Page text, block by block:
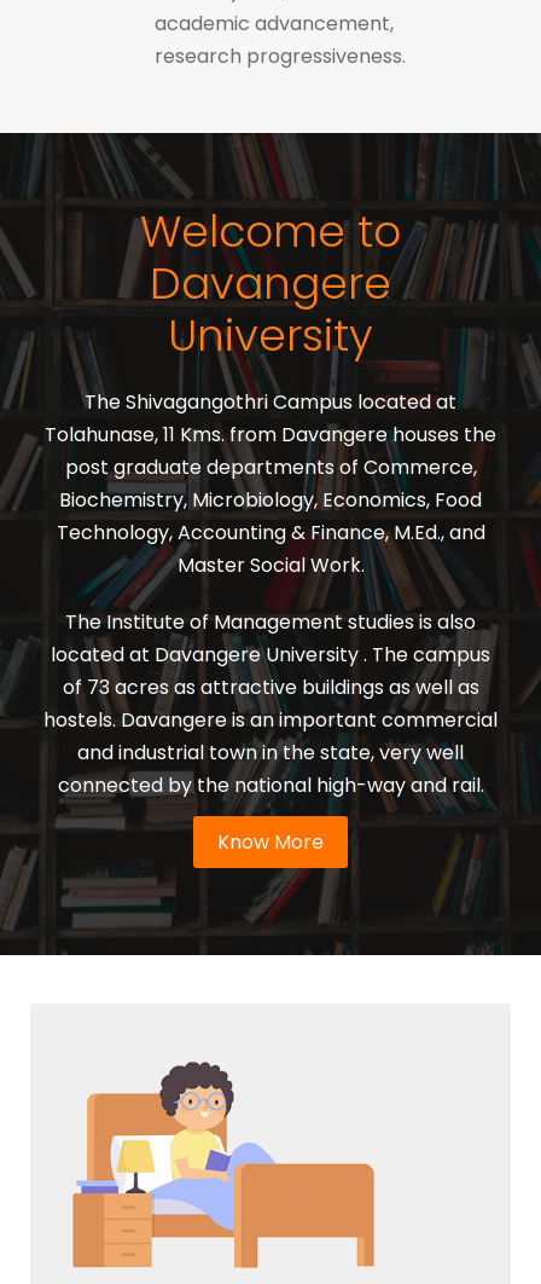
academic advancement,
research progressiveness.
Welcome to
Davangere
University
The Shivagangothri Campus located at
Tolahunase, 11 Kms. from Davangere houses the
post graduate departments of Commerce,
Biochemistry, Microbiology, Economics, Food
Technology, Accounting & Finance, M.Ed., and
Master Social Work.
The Institute of Management studies is also
located at Davangere University . The campus
of 73 acres as attractive buildings as well as
hostels. Davangere is an important commercial
and industrial town in the state, very well
connected by the national high-way and rail.
Know More